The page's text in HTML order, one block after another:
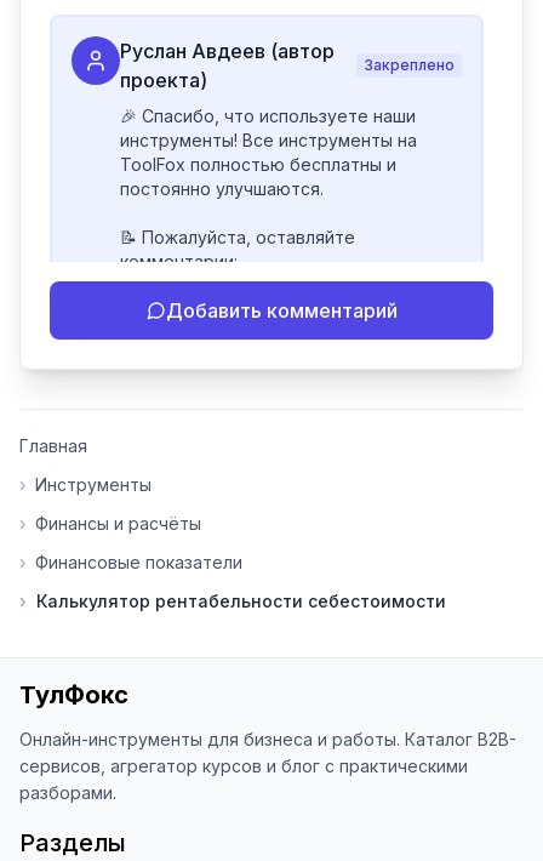
Руслан Авдеев (автор
проекта)
Закреплено
🎉 Спасибо, что используете наши
инструменты! Все инструменты на
ToolFox полностью бесплатны и
постоянно улучшаются.
📝 Пожалуйста, оставляйте
комментарии:
- Если инструмент работает
некорректно
инструменты нуждаются в доработке.
основе вашей обратной связи.
благодарен за отзыв о сайте в
наши инструменты!
Благодарю за доверие и
использование ToolFox! 🚀
Добавить комментарий
Главная
› Инструменты
› Финансы и расчёты
› Финансовые показатели
› Калькулятор рентабельности себестоимости
ТулФокс
Онлайн-инструменты для бизнеса и работы. Каталог B2B-
сервисов, агрегатор курсов и блог с практическими
разборами.
Разделы